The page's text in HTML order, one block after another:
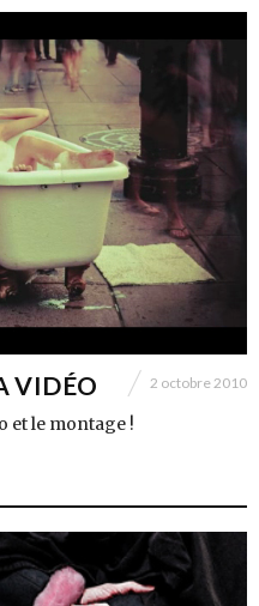
VIDÉO 2 octobre 2010
et le montage !